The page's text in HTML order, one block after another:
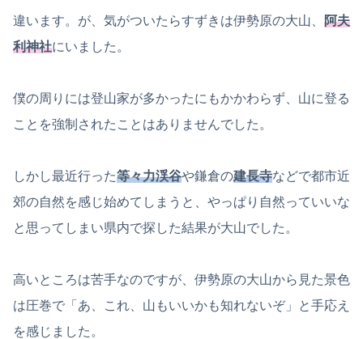
違います。が、気がついたらすずきは伊勢原の大山、 阿夫
利神社にいました。
僕の周りには登山家が多かったにもかかわらず、山に登る
ことを強制されたことはありませんでした。
しかし最近行った等々力渓谷や鎌倉の建長寺などで都市近
郊の自然を感じ始めてしまうと、やっぱり自然っていいな
と思ってしまい県内で探した結果が大山でした。
高いところは苦手なのですが、伊勢原の大山から見た景色
は圧巻で「あ、これ、山もいいかも知れないぞ」と手応え
を感じました。